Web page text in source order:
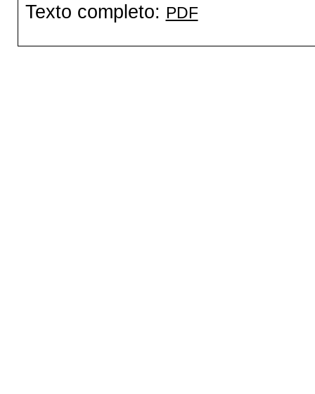
Texto completo: PDF